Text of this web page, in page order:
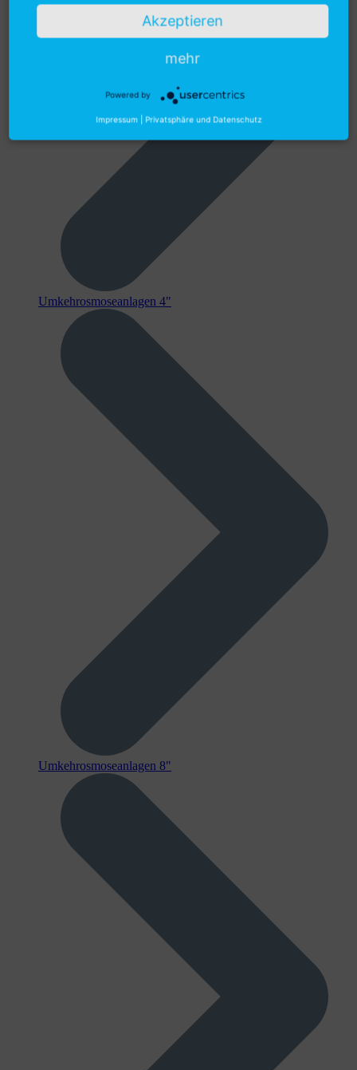
Umkehrosmoseanlagen 4"
Umkehrosmoseanlagen 8"
Akzeptieren
mehr
Powered by
Impressum Privatsphäre und Datenschutz